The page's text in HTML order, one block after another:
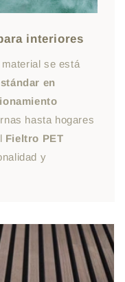
interiores
se está
en
hasta hogares
Fieltro PET
y